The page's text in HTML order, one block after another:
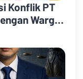
Konflik PT
Warga